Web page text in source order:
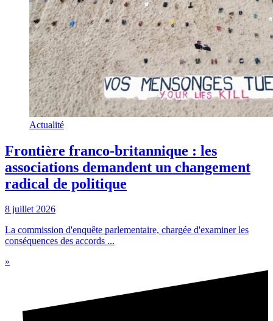
Actualité
Frontière franco-britannique : les
associations demandent un changement
radical de politique
8 juillet 2026
La commission d'enquête parlementaire, chargée d'examiner les
conséquences des accords ...
»